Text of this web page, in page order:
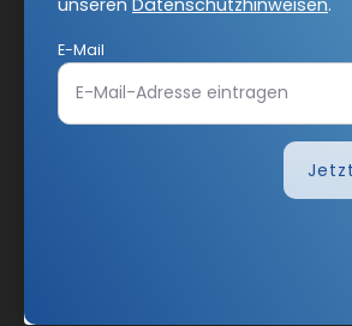
Nutzungsverhalten in Newsletter und
erfasst und ausgewertet wird, um die
meine Interessen auszurichten. Über
Newsletter oder E-Mail kann ich diese
Weiterführende Informationen finden
unseren Datenschutzhinweisen.
E-Mail